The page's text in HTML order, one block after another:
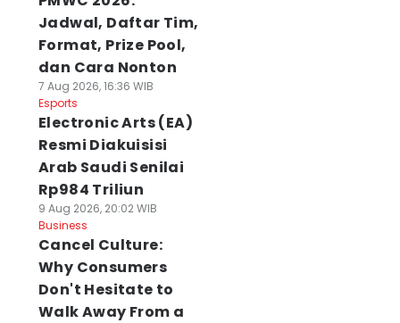
Jadwal, Daftar Tim,
Format, Prize Pool,
dan Cara Nonton
7 Aug 2026, 16:36 WIB
Esports
Electronic Arts (EA)
Resmi Diakuisisi
Arab Saudi Senilai
Rp984 Triliun
9 Aug 2026, 20:02 WIB
Business
Cancel Culture:
Why Consumers
Don't Hesitate to
Walk Away From a